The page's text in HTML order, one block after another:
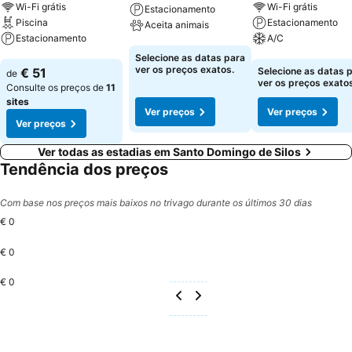
Wi-Fi grátis
Piscina
Estacionamento
Ver preços
de € 51
Consulte os preços de 11
sites
Ver preços
Estacionamento
Aceita animais
Ver preços
Selecione as datas para
ver os preços exatos.
Ver preços
Wi-Fi grátis
Estacionamento
A/C
Ver preços
Selecione as datas
ver os preços
Ver preços
Ver todas as estadias em Santo Domingo de Silos
Tendência dos preços
Com base nos preços mais baixos no trivago durante os últimos 30 dias
€ 0
€ 0
€ 0